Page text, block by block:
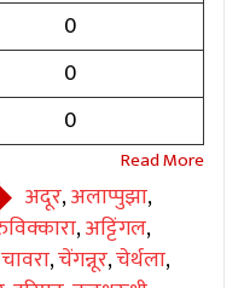
0
0
0
अदूर,अलाप्पुझा,
,अट्टिंगल,
चावरा,चेंगन्नूर,चेर्थला,